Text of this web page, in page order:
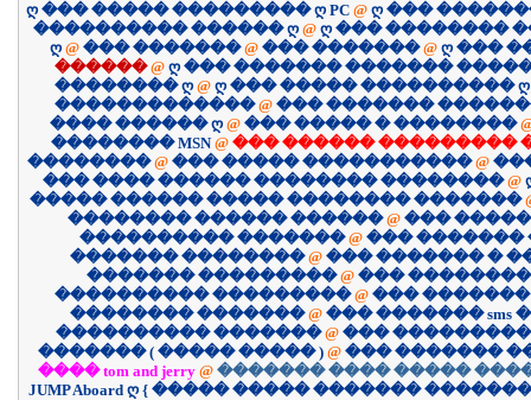
ღ ��� ����� ��������� ღ PC @ ღ ���
���������� ������ ღ @ ღ ��� ��������
ღ @ ��� ������� @ ��� ������� @ ღ ���
������ @ ღ ��� ������� �������
�������� ღ @ ღ ��� ����� ���������� ღ
������������� @ ��� �������
���� ������ ღ @ ��� ����� � ��������
�������� MSN @ ��� ������ ���������
�������� @ ��� ����� ����������� @
��� ���� ������ �������� �������� @
����� ������ ����� �������� �������
�������� ������ ������ @ ���
���������� ������� @ ��� �������
������� �������� @ ��� ������� �
������� ��������� @ ���
���������� ��������� @ ���
�������� ������� @ ��� ������� sms �
���������� ������� @ ���
������� ( ����� ����� ) @ ��� �������
���� tom and jerry @ ������� ���� �����
JUMP Aboard ღ { ����� ����� �������